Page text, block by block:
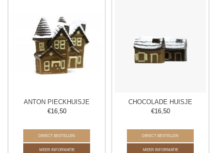
ANTON PIECKHUISJE
€16,50
DIRECT BESTELLEN
MEER INFORMATIE
CHOCOLADE HUISJE
€16,50
DIRECT BESTELLEN
MEER INFORMATIE